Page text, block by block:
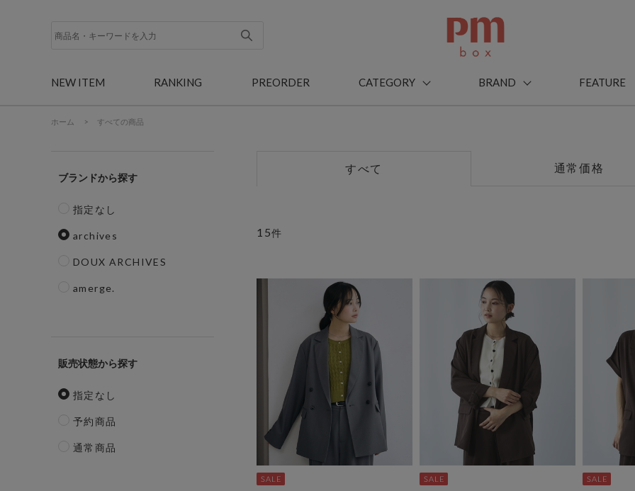
NEW ITEM RANKING PREORDER CATEGORY BRAND FEATURE
ホーム > すべての商品
ブランド
指定なし
archives
DOUX ARCHIVES
amerge.
販売状態
指定なし
予約商品
通常商品
すべて 通常価格
15件